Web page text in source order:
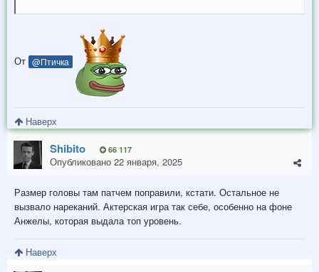
От @Птичка
Наверх
Shibito 66 117
Опубликовано 22 января, 2025
Размер головы там патчем поправили, кстати. Остальное не
вызвало нареканий. Актерская игра так себе, особенно на фоне
Анжелы, которая выдала топ уровень.
Наверх